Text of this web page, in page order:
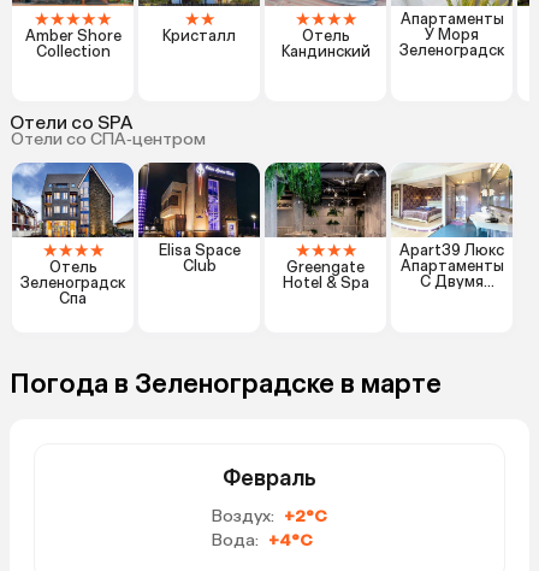
★★★★★
Amber Shore
Collection
★★
Кристалл
★★★★
Отель
Кандинский
Апартаменты
У Моря
Зеленоградск
Отели со SPA
Отели со СПА‑центром
★★★★
Отель
Зеленоградск
Спа
Elisa Space
Club
★★★★
Greengate
Hotel & Spa
Apart39 Люкс
Апартаменты
С Двумя
Погода в Зеленоградске в марте
Февраль
Воздух: +2°C
Вода: +4°C